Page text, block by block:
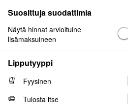
Suosittuja suodattimia
Näytä hinnat arvioituine
lisämaksuineen
Lipputyyppi
Fyysinen
Tulosta itse